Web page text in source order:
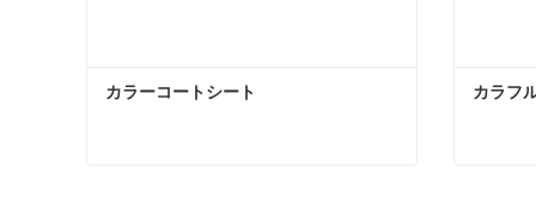
カラーコートシート カラフ